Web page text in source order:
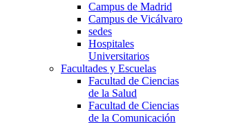
Campus de Madrid
Campus de Vicálvaro
sedes
Hospitales
Universitarios
Facultades y Escuelas
Facultad de Ciencias
de la Salud
Facultad de Ciencias
de la Comunicación